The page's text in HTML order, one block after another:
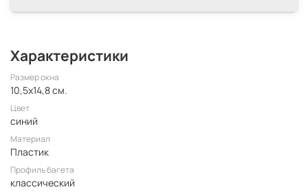
Характеристики
Размер окна
10,5x14,8 см.
Цвет
синий
Материал
Пластик
Профиль багета
классический